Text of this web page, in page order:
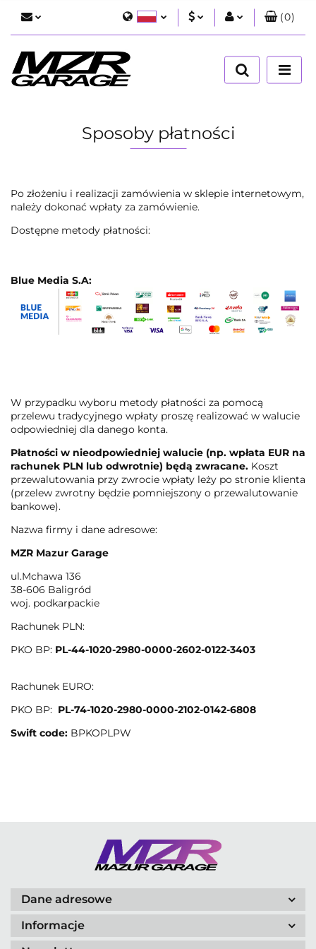
Polski
English
Zaloguj się
Zarejestruj się
(0)
Sposoby płatności
Po złożeniu i realizacji zamówienia w sklepie internetowym,
należy dokonać wpłaty za zamówienie.
Dostępne metody płatności:
Blue Media S.A:
W przypadku wyboru metody płatności za pomocą
przelewu tradycyjnego wpłaty proszę realizować w walucie
odpowiedniej dla danego konta.
Płatności w nieodpowiedniej walucie (np. wpłata EUR na
rachunek PLN lub odwrotnie) będą zwracane. Koszt
przewalutowania przy zwrocie wpłaty leży po stronie klienta
(przelew zwrotny będzie pomniejszony o przewalutowanie
bankowe).
Nazwa firmy i dane adresowe:
MZR Mazur Garage
ul.Mchawa 136
38-606 Baligród
woj. podkarpackie
Rachunek PLN:
PKO BP: PL-44-1020-2980-0000-2602-0122-3403
Rachunek EURO:
PKO BP: PL-74-1020-2980-0000-2102-0142-6808
Swift code: BPKOPLPW
Dane adresowe
Informacje